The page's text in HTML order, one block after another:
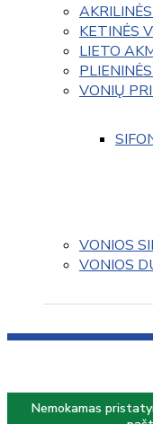
KETINĖS
LIETO
VONIŲ
VONIOS
VONIOS
Nemokamas